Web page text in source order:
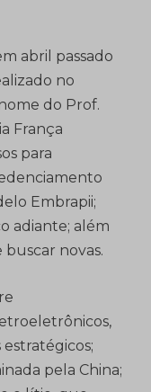
abril passado
no
do Prof.
França
para
Embrapii;
adiante; além
buscar novas.
pela China;